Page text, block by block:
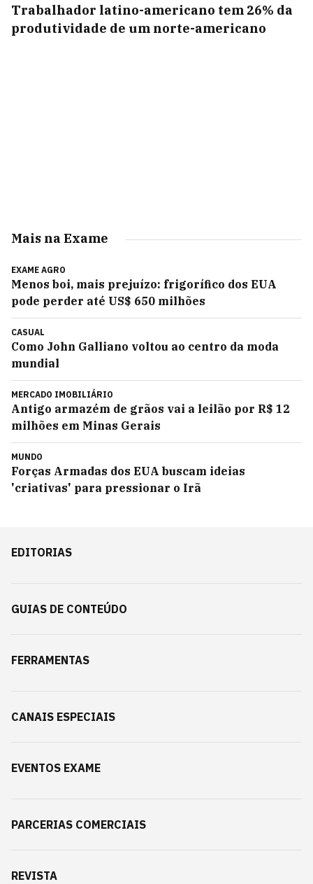
Trabalhador latino-americano tem 26% da
produtividade de um norte-americano
Mais na Exame
EXAME AGRO
Menos boi, mais prejuízo: frigorífico dos EUA
pode perder até US$ 650 milhões
CASUAL
Como John Galliano voltou ao centro da moda
mundial
MERCADO IMOBILIÁRIO
Antigo armazém de grãos vai a leilão por R$ 12
milhões em Minas Gerais
MUNDO
Forças Armadas dos EUA buscam ideias
'criativas' para pressionar o Irã
EDITORIAS
GUIAS DE CONTEÚDO
FERRAMENTAS
CANAIS ESPECIAIS
EVENTOS EXAME
PARCERIAS COMERCIAIS
REVISTA